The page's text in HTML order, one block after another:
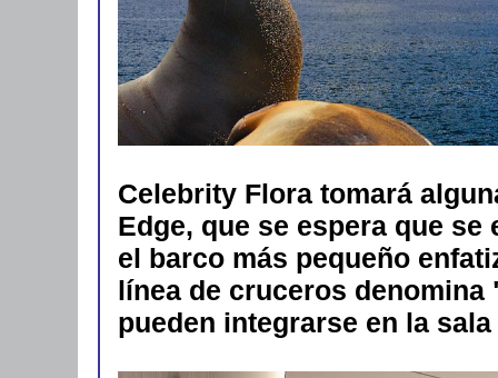
Celebrity Flora tomará
Edge, que se espera que se
el barco más pequeño
línea de cruceros
pueden integrarse en la